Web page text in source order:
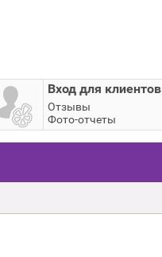
Вход для клиентов
Отзывы
Фото-отчеты